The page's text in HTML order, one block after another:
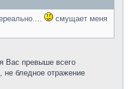
смущает меня
Вас превыше всего
не бледное отражение